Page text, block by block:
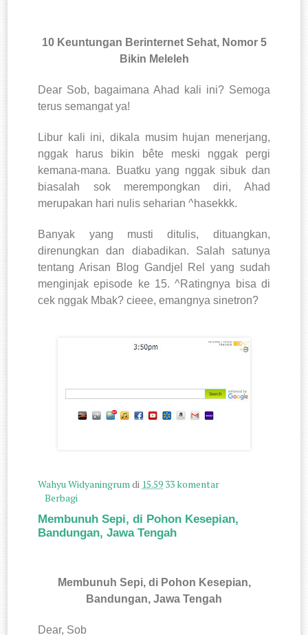
10 Keuntungan Berinternet Sehat, Nomor 5
Bikin Meleleh
Dear Sob, bagaimana Ahad kali ini? Semoga
terus semangat ya!
Libur kali ini, dikala musim hujan menerjang,
nggak harus bikin bête meski nggak pergi
kemana-mana. Buatku yang nggak sibuk dan
biasalah sok
merempongkan diri, Ahad
merupakan hari nulis seharian ^hasekkk.
Banyak yang musti ditulis, dituangkan,
direnungkan dan diabadikan. Salah satunya
tentang Arisan Blog Gandjel Rel yang sudah
menginjak episode ke 15. ^Ratingnya bisa di
cek nggak Mbak? cieee, emangnya sinetron?
Wahyu Widyaningrumdi 15.59 33 komentar
Berbagi
Membunuh Sepi, di Pohon Kesepian,
Bandungan, Jawa Tengah
Membunuh Sepi, di Pohon Kesepian,
Bandungan, Jawa Tengah
Dear, Sob